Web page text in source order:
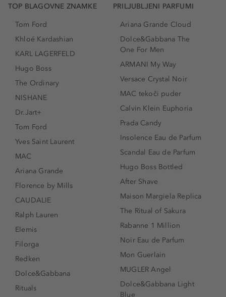
TOP BLAGOVNE ZNAMKE
Tom Ford
Khloé Kardashian
KARL LAGERFELD
Hugo Boss
The Ordinary
NISHANE
Dr.Jart+
Tom Ford
Yves Saint Laurent
MAC
Ariana Grande
Florence by Mills
CAUDALIE
Ralph Lauren
Elemis
Filorga
Redken
Dolce&Gabbana
Rituals
PRILJUBLJENI PARFUMI
Ariana Grande Cloud
Dolce&Gabbana The
One For Men
ARMANI My Way
Versace Crystal Noir
MAC tekoči puder
Calvin Klein Euphoria
Prada Candy
Insolence Eau de Parfum
Scandal Eau de Parfum
Hugo Boss Bottled
After Shave
Maison Margiela Replica
The Ritual of Sakura
Rabanne 1 Million
Noir Eau de Parfum
Mon Guerlain
MUGLER Angel
Dolce&Gabbana Light
Blue